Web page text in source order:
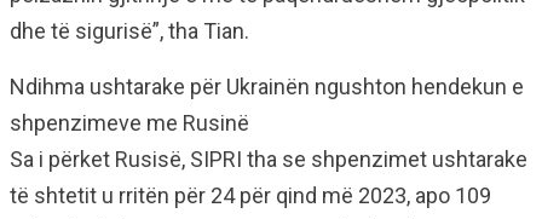
dhe të sigurisë”, tha Tian.
Ndihma ushtarake për Ukrainën ngushton hendekun e
shpenzimeve me Rusinë
Sa i përket Rusisë, SIPRI tha se shpenzimet ushtarake
të shtetit u rritën për 24 për qind më 2023, apo 109